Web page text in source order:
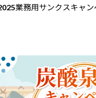
業務用サンクスキャ